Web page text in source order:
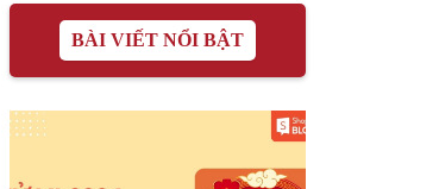
BÀI VIẾT NỔI BẬT